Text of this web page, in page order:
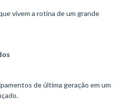
vivem a rotina de um grande
de última geração em um